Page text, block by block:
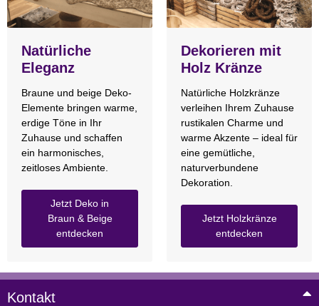
Natürliche
Eleganz
Braune und beige Deko-
Elemente bringen warme,
erdige Töne in Ihr
Zuhause und schaffen
ein harmonisches,
zeitloses Ambiente.
Jetzt Deko in
Braun & Beige
entdecken
Dekorieren mit
Holz Kränze
Natürliche Holzkränze
verleihen Ihrem Zuhause
rustikalen Charme und
warme Akzente – ideal für
eine gemütliche,
naturverbundene
Dekoration.
Jetzt Holzkränze
entdecken
Kontakt